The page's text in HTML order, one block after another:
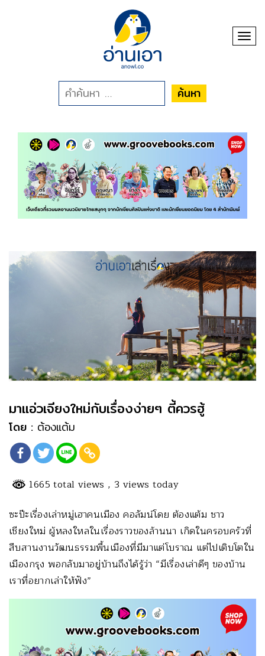
ค้นหา
มาแอ่วเจียงใหม่กับเรื่องง่ายๆ ตี้ควรฮู้
โดย : ต้องแต้ม
1665 total views , 3 views today
ซะป๊ะเรื่องเล่าหมู่เฮาคนเมือง คอลัมน์โดย ต้องแต้ม ชาว
เชียงใหม่ ผู้หลงใหลในเรื่องราวของล้านนา เกิดในครอบครัวที่
สืบสานงานวัฒนธรรมพื้นเมืองที่มีมาแต่โบราณ แต่ไปเติบโตใน
เมืองกรุง พอกลับมาอยู่บ้านถึงได้รู้ว่า “มีเรื่องเล่าดีๆ ของบ้าน
เราที่อยากเล่าให้ฟัง”